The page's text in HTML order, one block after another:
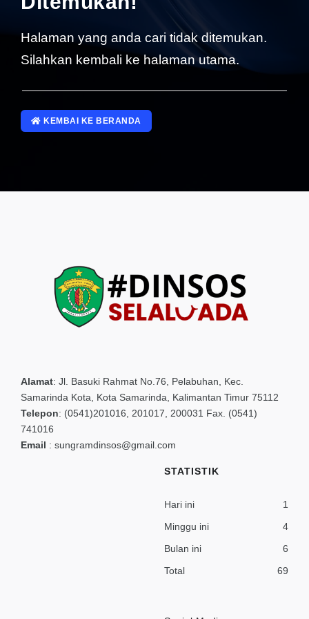
Halaman yang anda cari tidak ditemukan.
Silahkan kembali ke halaman utama.
KEMBAI KE BERANDA
Alamat: Jl. Basuki Rahmat No.76, Pelabuhan, Kec.
Samarinda Kota, Kota Samarinda, Kalimantan Timur 75112
Telepon: (0541)201016, 201017, 200031 Fax. (0541)
741016
Email : sungramdinsos@gmail.com
STATISTIK
Hari ini
1
Minggu ini
4
Bulan ini
6
Total
69